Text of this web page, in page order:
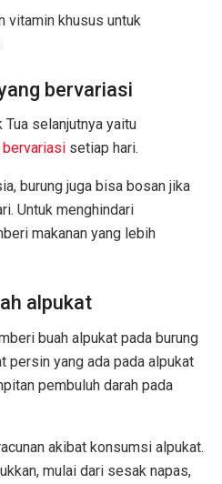
vitamin khusus untuk
bervariasi
Tua selanjutnya yaitu
bervariasi setiap hari.
burung juga bisa bosan jika
Untuk menghindari
makanan yang lebih
alpukat
buah alpukat pada burung
persin yang ada pada alpukat
pembuluh darah pada
akibat konsumsi alpukat.
mulai dari sesak napas,